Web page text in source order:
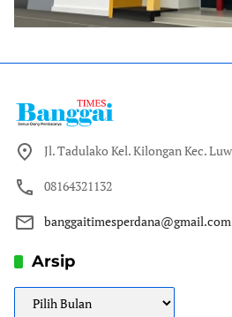
Jl. Tadulako Kel. Kilongan Kec.
08164321132
banggaitimesperdana@gmail.com
Arsip